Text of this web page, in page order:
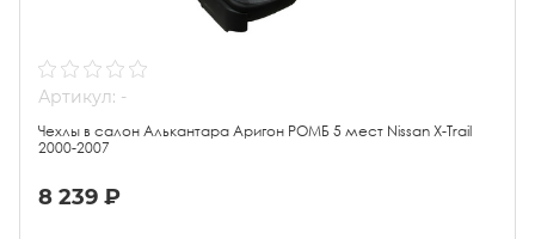
Артикул: -
Чехлы в салон Алькантара Аригон РОМБ 5 мест Nissan X-Trail
2000-2007
8 239 ₽